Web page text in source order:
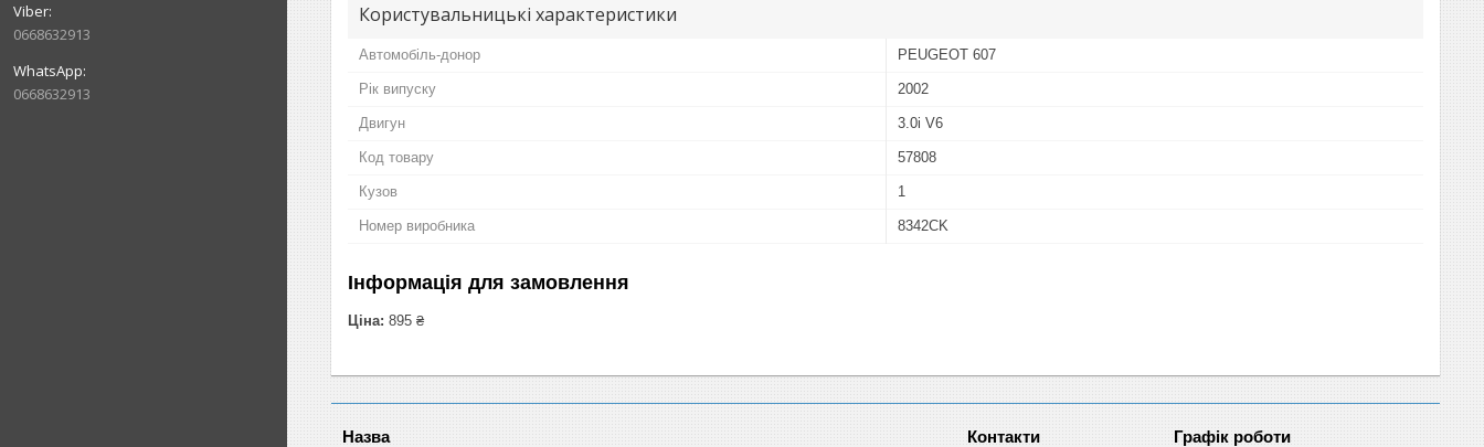
0668632913
0668632913
Користувальницькі характеристики
Автомобіль-донор PEUGEOT 607
Рік випуску 2002
Двигун 3.0i V6
Код товару 57808
Кузов 1
Номер виробника 8342CK
Інформація для замовлення
Ціна: 895 ₴
Графік роботи